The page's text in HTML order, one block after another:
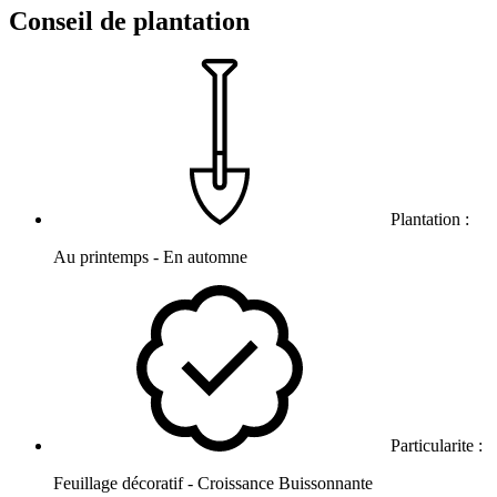
Conseil de plantation
Plantation :
Au printemps - En automne
Particularite :
Feuillage décoratif - Croissance Buissonnante